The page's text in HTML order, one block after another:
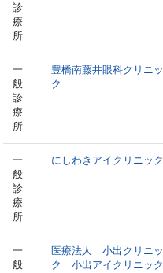
診
療
所
一
般
診
療
所
豊橋南藤井眼科クリニッ
ク
一
般
診
療
所
にしわきアイクリニック
一
般
医療法人 小出クリニッ
ク 小出アイクリニック